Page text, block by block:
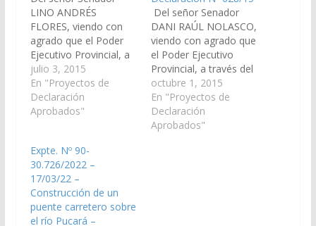
LINO ANDRÉS
FLORES, viendo con
agrado que el Poder
Ejecutivo Provincial, a
través de !a Dirección
de Vialidad de la
Provincia de Salta,
arbitre los
construcción de un
puente carretero sobre
el Rio Pucará, del
Municipio de Santa
Victoria Oeste. Que se
julio 3, 2015
En "Proyectos de
Declaración
Aprobados"
Del señor Senador
DANI RAÚL NOLASCO,
viendo con agrado que
el Poder Ejecutivo
Provincial, a través del
Ministerio de
Economía,
Infraestructura y
Servicios Públicos,
octubre 1, 2015
En "Proyectos de
Declaración
Aprobados"
Expte. Nº 90-
30.726/2022 –
17/03/22 –
Construcción de un
puente carretero sobre
el río Pucará –